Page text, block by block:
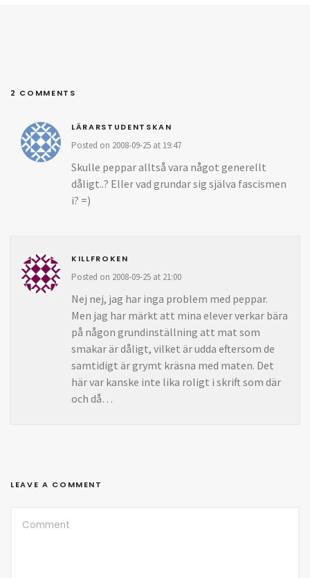
2 COMMENTS
LÄRARSTUDENTSKAN
Posted on 2008-09-25 at 19:47
Skulle peppar alltså vara något generellt
dåligt..? Eller vad grundar sig själva fascismen
i? =)
KILLFROKEN
Posted on 2008-09-25 at 21:00
Nej nej, jag har inga problem med peppar.
Men jag har märkt att mina elever verkar bära
på någon grundinställning att mat som
smakar är dåligt, vilket är udda eftersom de
samtidigt är grymt kräsna med maten. Det
här var kanske inte lika roligt i skrift som där
och då…
LEAVE A COMMENT